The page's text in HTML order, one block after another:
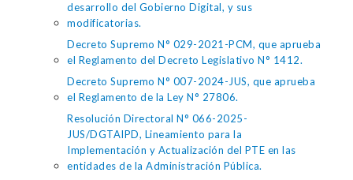
desarrollo del Gobierno Digital, y sus
modificatorias.
Decreto Supremo N° 029-2021-PCM, que aprueba
el Reglamento del Decreto Legislativo N° 1412.
Decreto Supremo N° 007-2024-JUS, que aprueba
el Reglamento de la Ley N° 27806.
Resolución Directoral N° 066-2025-
JUS/DGTAIPD, Lineamiento para la
Implementación y Actualización del PTE en las
entidades de la Administración Pública.